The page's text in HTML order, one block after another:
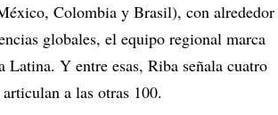
Colombia y Brasil), con alrededor
globales, el equipo regional marca
Latina. Y entre esas, Riba señala cuatro
a las otras 100.